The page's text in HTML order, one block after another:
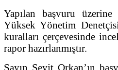
Yapılan başvuru
Yüksek Yönetim
kuralları çerçevesinde
rapor hazırlanmıştır.
Sayın Seyit Orkan’ın